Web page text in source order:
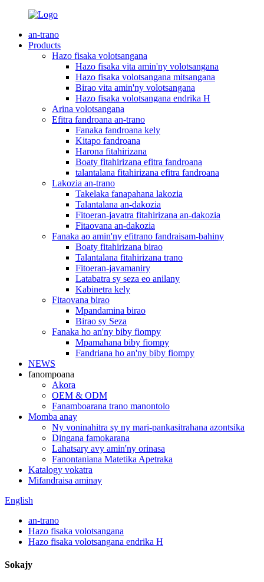
an-trano
Products
Hazo fisaka volotsangana
Hazo fisaka vita amin'ny volotsangana
Hazo fisaka volotsangana mitsangana
Birao vita amin'ny volotsangana
Hazo fisaka volotsangana endrika H
Arina volotsangana
Efitra fandroana an-trano
Fanaka fandroana kely
Kitapo fandroana
Harona fitahirizana
Boaty fitahirizana efitra fandroana
talantalana fitahirizana efitra fandroana
Lakozia an-trano
Takelaka fanapahana lakozia
Talantalana an-dakozia
Fitoeran-javatra fitahirizana an-dakozia
Fitaovana an-dakozia
Fanaka ao amin'ny efitrano fandraisam-bahiny
Boaty fitahirizana birao
Talantalana fitahirizana trano
Fitoeran-javamaniry
Latabatra sy seza eo anilany
Kabinetra kely
Fitaovana birao
Mpandamina birao
Birao sy Seza
Fanaka ho an'ny biby fiompy
Mpamahana biby fiompy
Fandriana ho an'ny biby fiompy
NEWS
fanompoana
Akora
OEM & ODM
Fanamboarana trano manontolo
Momba anay
Ny voninahitra sy ny mari-pankasitrahana azontsika
Dingana famokarana
Lahatsary avy amin'ny orinasa
Fanontaniana Matetika Apetraka
Katalogy vokatra
Mifandraisa aminay
English
an-trano
Hazo fisaka volotsangana
Hazo fisaka volotsangana endrika H
Sokajy